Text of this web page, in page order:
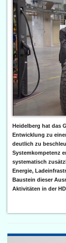
Heidelberg hat das
Entwicklung zu
deutlich zu
Systemkompetenz
systematisch
Energie,
Baustein dieser
Aktivitäten in der